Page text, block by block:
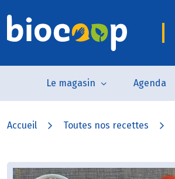
Le magasin Agenda
Accueil Toutes nos recettes